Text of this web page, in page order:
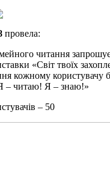
провела:
читання
«Світ твоїх
кожному
– читаю! Я – знаю!»
– 50